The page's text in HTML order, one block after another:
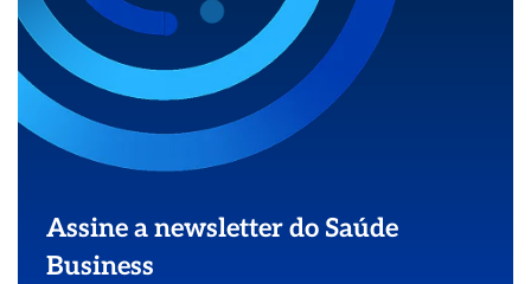
Assine a newsletter do Saúde
Business